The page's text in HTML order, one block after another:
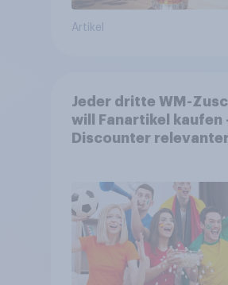
Artikel
Jeder dritte WM-
will Fanartikel kaufen
Discounter